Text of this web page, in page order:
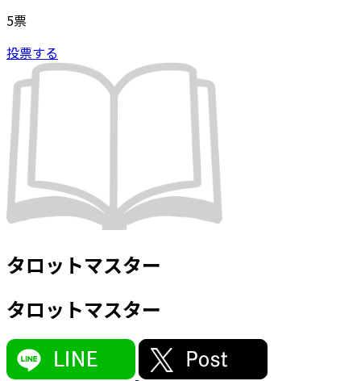
5票
投票する
タロットマスター
タロットマスター